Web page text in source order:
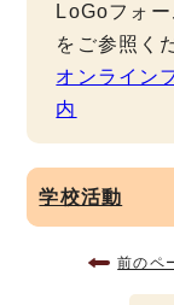
LoGoフォ
をご参照く
オンライン
内
学校活動
前のペ